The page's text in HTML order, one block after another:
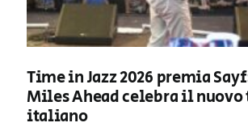
Time in Jazz 2026 premia
Miles Ahead celebra il
italiano